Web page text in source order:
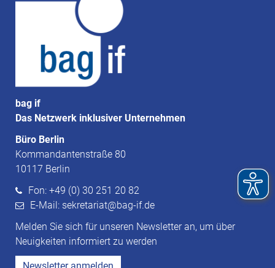
bag if
Das Netzwerk inklusiver Unternehmen
Büro Berlin
Kommandantenstraße 80
10117 Berlin
Fon: +49 (0) 30 251 20 82
E-Mail: sekretariat@bag-if.de
Melden Sie sich für unseren Newsletter an, um über
Neuigkeiten informiert zu werden